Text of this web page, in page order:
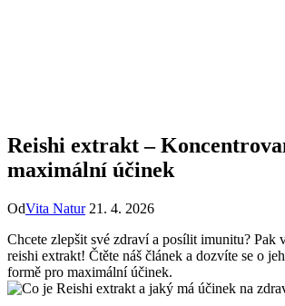
Reishi extrakt –
maximální účinek
OdVita Natur 21. 4. 2026
Chcete zlepšit své zdraví a posílit imunitu? Pak
reishi extrakt! Čtěte náš článek a dozvíte se o
formě pro maximální účinek.